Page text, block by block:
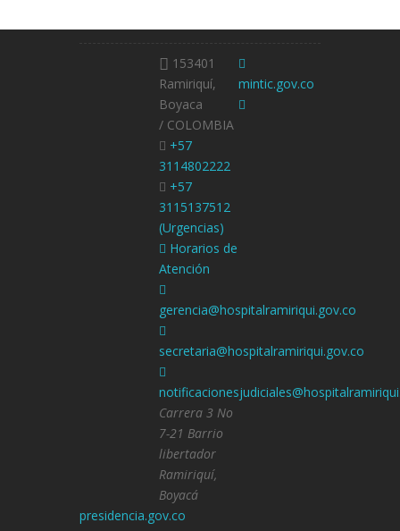
153401
Ramiriquí,
Boyaca
/ COLOMBIA
+57
3114802222
+57
3115137512
(Urgencias)
Horarios de
Atención
gerencia@hospitalramiriqui.gov.co
secretaria@hospitalramiriqui.gov.co
Carrera 3 No
7-21 Barrio
libertador
Ramiriquí,
Boyacá
mintic.gov.co
presidencia.gov.co